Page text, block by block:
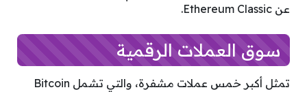
عن Ethereum Classic.
سوق العملات الرقمية
تمثل أكبر خمس عملات مشفرة، والتي تشمل Bitcoin